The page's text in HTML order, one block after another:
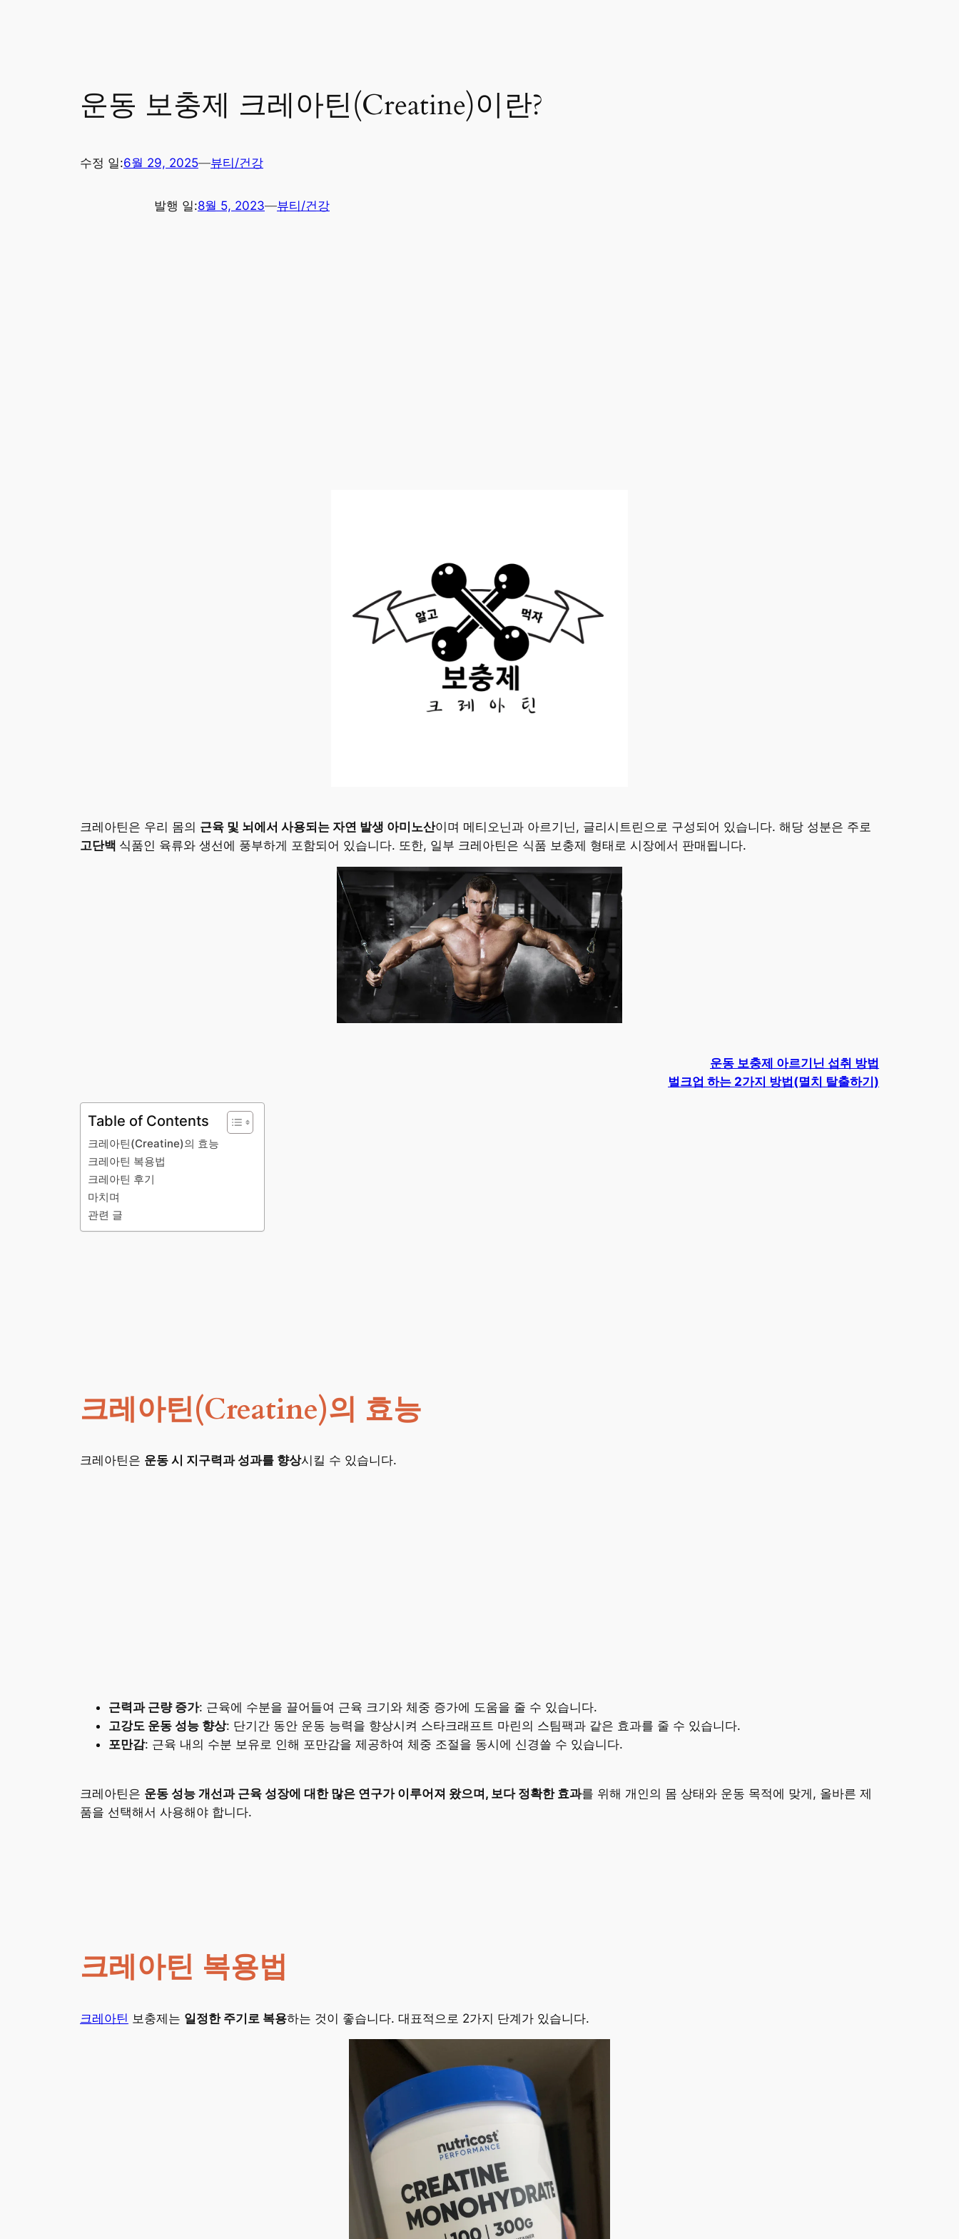
운동 보충제 크레아틴(Creatine)이란?
수정 일:6월 29, 2025—뷰티/건강
발행 일:8월 5, 2023—뷰티/건강
크레아틴은 우리 몸의 근육 및 뇌에서 사용되는 자연 발생 아미노산이며 메티오닌과 아르기닌, 글리시트린으로 구성되어 있습니다. 해당 성분은 주로
고단백 식품인 육류와 생선에 풍부하게 포함되어 있습니다. 또한, 일부 크레아틴은 식품 보충제 형태로 시장에서 판매됩니다.
운동 보충제 아르기닌 섭취 방법
벌크업 하는 2가지 방법(멸치 탈출하기)
Table of Contents
크레아틴(Creatine)의 효능
크레아틴 복용법
크레아틴 후기
마치며
관련 글
크레아틴(Creatine)의 효능
크레아틴은 운동 시 지구력과 성과를 향상시킬 수 있습니다.
근력과 근량 증가: 근육에 수분을 끌어들여 근육 크기와 체중 증가에 도움을 줄 수 있습니다.
고강도 운동 성능 향상: 단기간 동안 운동 능력을 향상시켜 스타크래프트 마린의 스팀팩과 같은 효과를 줄 수 있습니다.
포만감: 근육 내의 수분 보유로 인해 포만감을 제공하여 체중 조절을 동시에 신경쓸 수 있습니다.
크레아틴은 운동 성능 개선과 근육 성장에 대한 많은 연구가 이루어져 왔으며, 보다 정확한 효과를 위해 개인의 몸 상태와 운동 목적에 맞게, 올바른 제
품을 선택해서 사용해야 합니다.
크레아틴 복용법
크레아틴 보충제는 일정한 주기로 복용하는 것이 좋습니다. 대표적으로 2가지 단계가 있습니다.